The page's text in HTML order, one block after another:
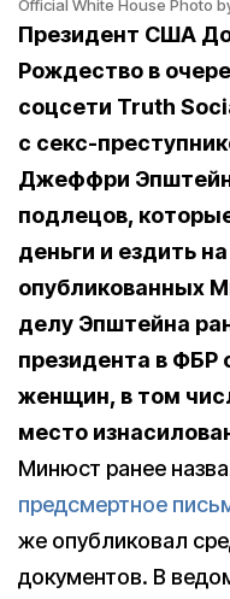
Official White House Photo
Президент США
Рождество в
соцсети Truth
с секс-
Джеффри
подлецов,
деньги и ездить
опубликованных
делу Эпштейна
президента в ФБР
женщин, в том
место
Минюст ранее
предсмертное
же опубликовал
документов. В